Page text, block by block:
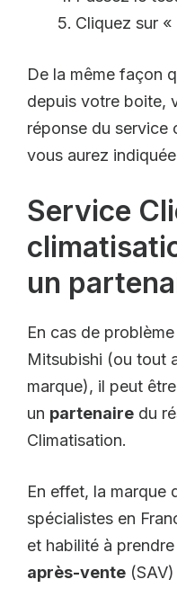
Cliquez sur «
De la même façon
depuis votre boite,
réponse du service
vous aurez
Service
un
En cas de
Mitsubishi (ou tout
marque), il peut
un partenaire du
Climatisation.
En effet, la marque
spécialistes en
et habilité à
après-vente